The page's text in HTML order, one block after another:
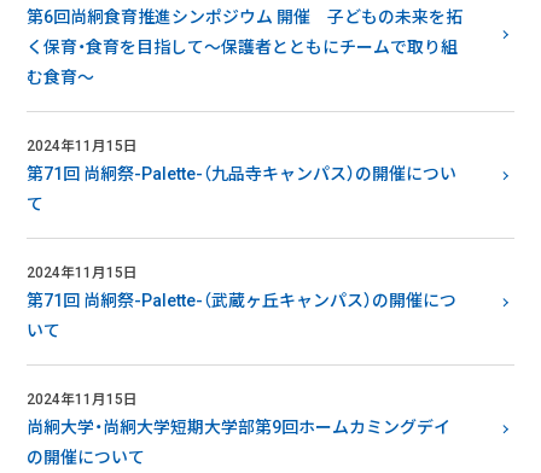
第6回尚絅食育推進シンポジウム 開催 子どもの未来を拓
く保育・食育を目指して～保護者とともにチームで取り組
む食育～
2024年11月15日
第71回 尚絅祭-Palette-（九品寺キャンパス）の開催につい
て
2024年11月15日
第71回 尚絅祭-Palette-（武蔵ヶ丘キャンパス）の開催につ
いて
2024年11月15日
尚絅大学・尚絅大学短期大学部第9回ホームカミングデイ
の開催について